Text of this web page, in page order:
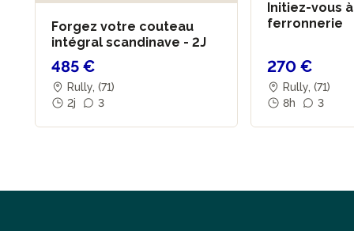
Forgez votre couteau
intégral scandinave - 2J
485 €
Rully, (71)
2j
3
Initiez-vous
ferronnerie
270 €
Rully, (71)
8h
3